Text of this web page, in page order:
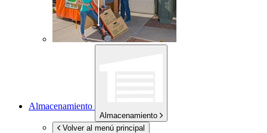
Almacenamiento
Almacenamiento
Volver al menú principal